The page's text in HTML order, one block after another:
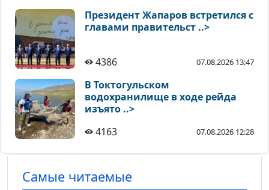
Президент Жапаров встретился с
главами правительст ..>
4386 07.08.2026 13:47
В Токтогульском
водохранилище в ходе рейда
изъято ..>
4163
07.08.2026 12:28
Самые читаемые